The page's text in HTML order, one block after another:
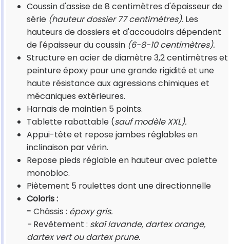
Coussin d'assise de 8 centimètres d'épaisseur de
série (hauteur dossier 77 centimètres). Les
hauteurs de dossiers et d'accoudoirs dépendent
de l'épaisseur du coussin (6-8-10 centimètres).
Structure en acier de diamètre 3,2 centimètres et
peinture époxy pour une grande rigidité et une
haute résistance aux agressions chimiques et
mécaniques extérieures.
Harnais de maintien 5 points.
Tablette rabattable (sauf modèle XXL).
Appui-tête et repose jambes réglables en
inclinaison par vérin.
Repose pieds réglable en hauteur avec palette
monobloc.
Piètement 5 roulettes dont une directionnelle
Coloris :
- Châssis : époxy gris.
- Revêtement : skaï lavande, dartex orange,
dartex vert ou dartex prune.